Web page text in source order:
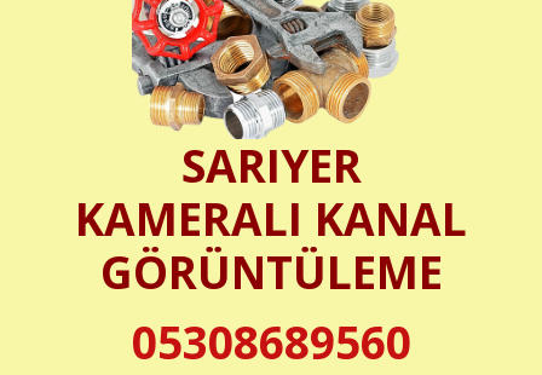
SARIYER
KAMERALI KANAL
GÖRÜNTÜLEME
05308689560